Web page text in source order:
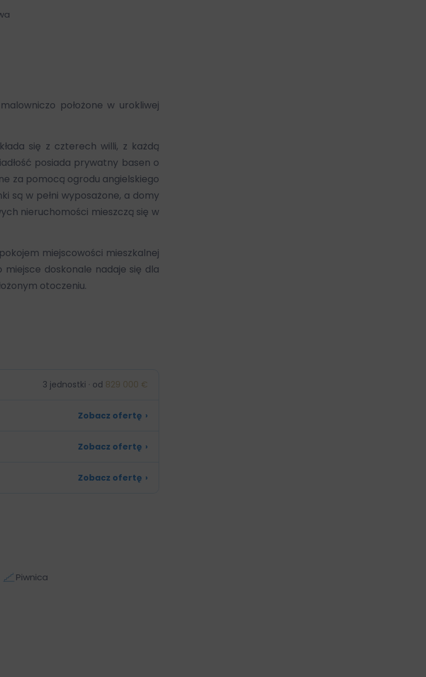
położone w urokliwej
się z czterech willi, z każdą
posiada prywatny basen o
za pomocą ogrodu angielskiego
są w pełni wyposażone, a domy
nieruchomości mieszczą się w
miejscowości mieszkalnej
doskonale nadaje się dla
otoczeniu.
3 jednostki · od 829 000 €
Zobacz ofertę ›
Zobacz ofertę ›
Zobacz ofertę ›
Piwnica